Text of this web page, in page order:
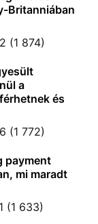
Britanniában
(1 874)
a
és
(1 772)
payment
mi maradt
(1 633)